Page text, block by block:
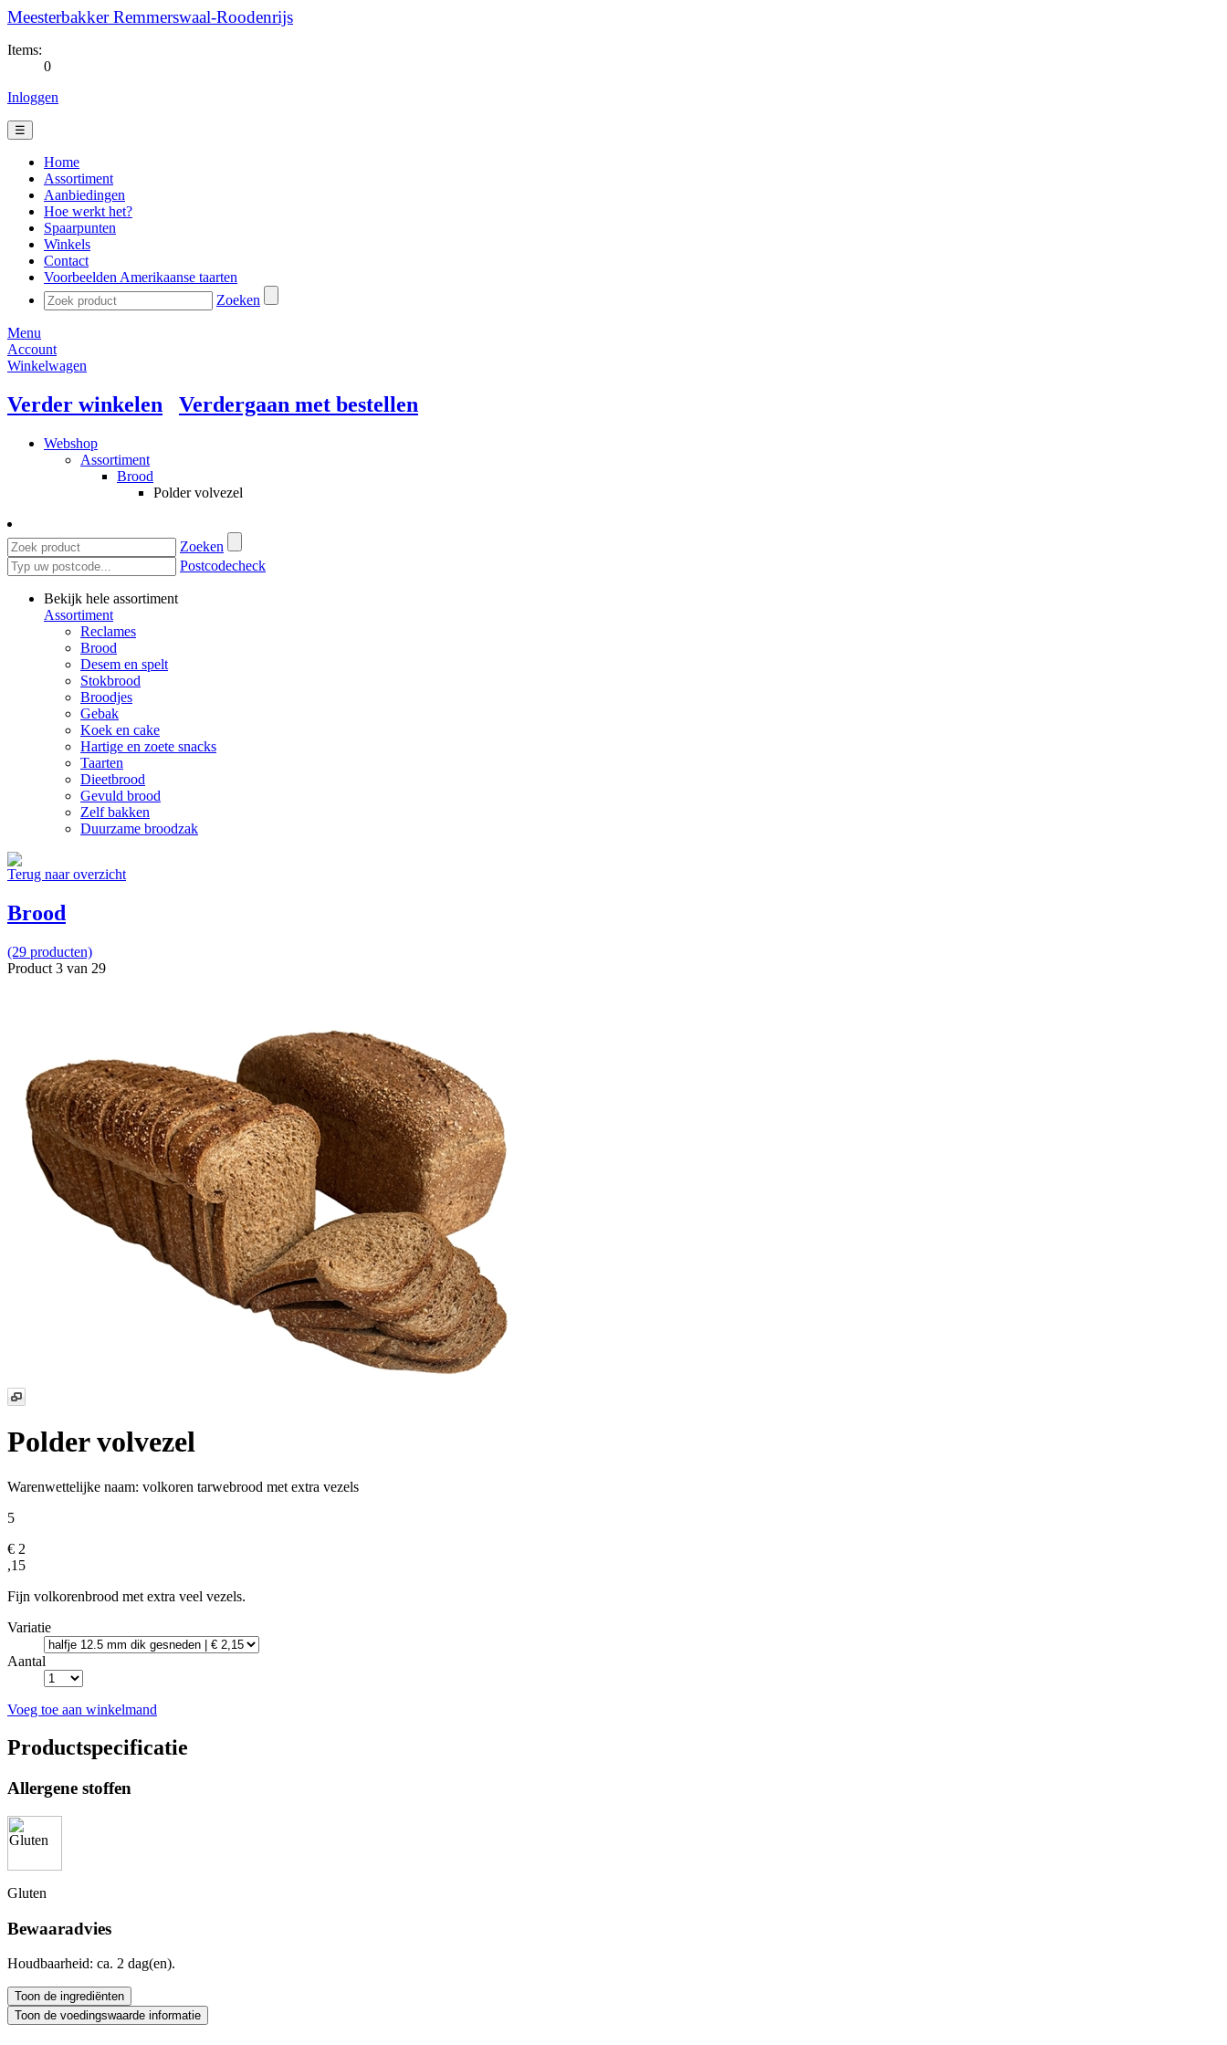
Meesterbakker Remmerswaal-Roodenrijs
Items:
0
Inloggen
☰
Home
Assortiment
Aanbiedingen
Hoe werkt het?
Spaarpunten
Winkels
Contact
Voorbeelden Amerikaanse taarten
Zoeken
Menu
Account
Winkelwagen
Verder winkelen Verdergaan met bestellen
Webshop
Assortiment
Brood
Polder volvezel
Zoeken
Postcodecheck
Bekijk hele assortiment
Assortiment
Reclames
Brood
Desem en spelt
Stokbrood
Broodjes
Gebak
Koek en cake
Hartige en zoete snacks
Taarten
Dieetbrood
Gevuld brood
Zelf bakken
Duurzame broodzak
Terug naar overzicht
Brood
(29 producten)
Product 3 van 29
Polder volvezel
Warenwettelijke naam: volkoren tarwebrood met extra vezels
5
€ 2
,15
Fijn volkorenbrood met extra veel vezels.
Variatie
Aantal
Voeg toe aan winkelmand
Productspecificatie
Allergene stoffen
Gluten
Bewaaradvies
Houdbaarheid: ca. 2 dag(en).